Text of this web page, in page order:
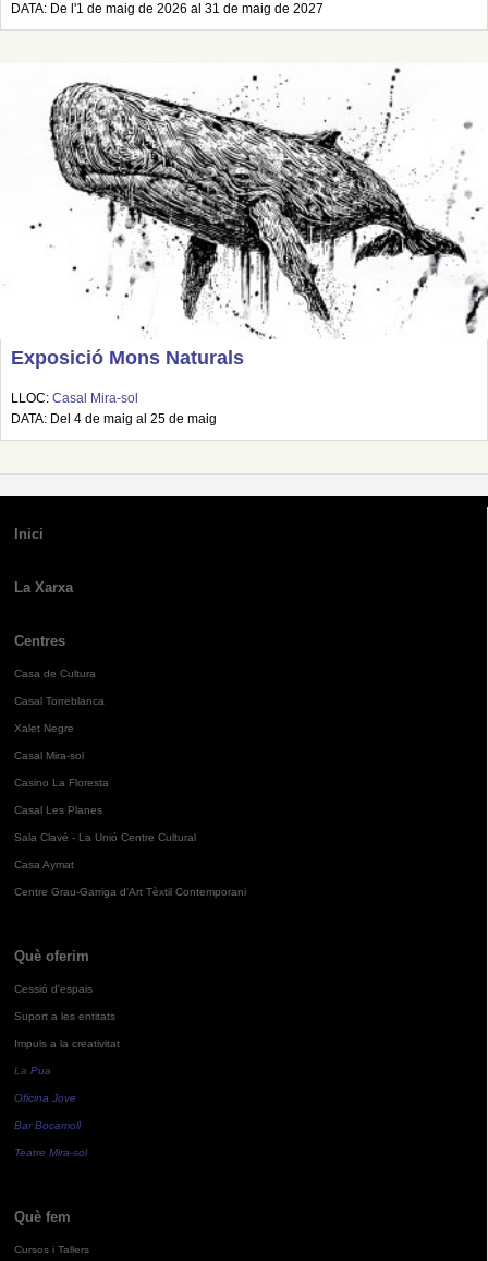
DATA: De l'1 de maig de 2026 al 31 de maig de 2027
Exposició Mons Naturals
LLOC: Casal Mira-sol
DATA: Del 4 de maig al 25 de maig
Inici
La Xarxa
Centres
Casa de Cultura
Casal Torreblanca
Xalet Negre
Casal Mira-sol
Casino La Floresta
Casal Les Planes
Sala Clavé - La Unió Centre Cultural
Casa Aymat
Centre Grau-Garriga d'Art Tèxtil Contemporani
Què oferim
Cessió d'espais
Suport a les entitats
Impuls a la creativitat
La Pua
Oficina Jove
Bar Bocamoll
Teatre Mira-sol
Què fem
Cursos i Tallers